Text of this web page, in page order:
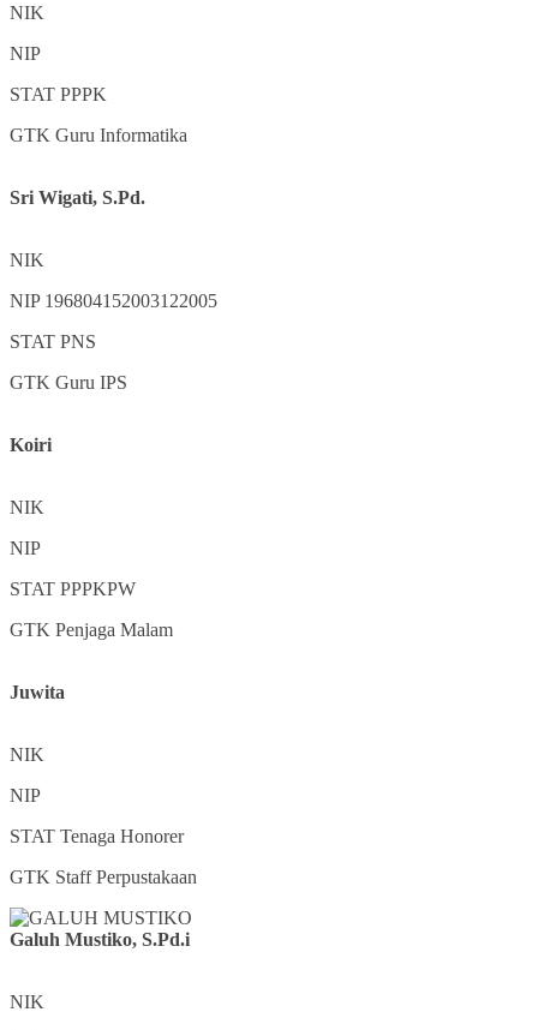
NIK
NIP
STAT PPPK
GTK Guru Informatika
Sri Wigati, S.Pd.
NIK
NIP 196804152003122005
STAT PNS
GTK Guru IPS
Koiri
NIK
NIP
STAT PPPKPW
GTK Penjaga Malam
Juwita
NIK
NIP
STAT Tenaga Honorer
GTK Staff Perpustakaan
Galuh Mustiko, S.Pd.i
NIK